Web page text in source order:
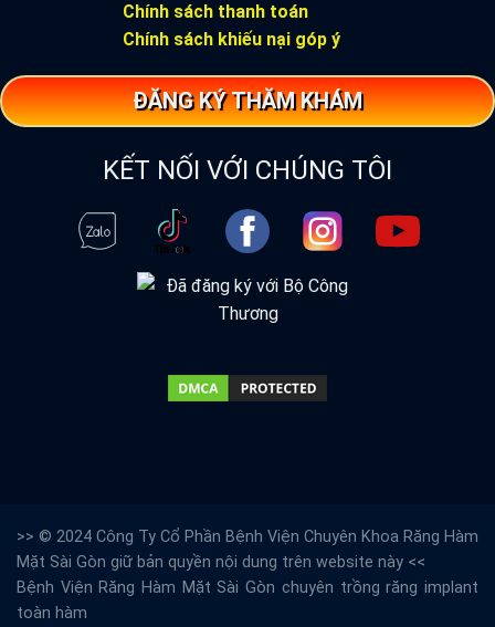
Chính sách thanh toán
Chính sách khiếu nại góp ý
ĐĂNG KÝ THĂM KHÁM
KẾT NỐI VỚI CHÚNG TÔI
>> © 2024 Công Ty Cổ Phần Bệnh Viện Chuyên Khoa Răng Hàm
Mặt Sài Gòn giữ bản quyền nội dung trên website này <<
Bệnh Viện Răng Hàm Mặt Sài Gòn chuyên trồng răng implant
toàn hàm